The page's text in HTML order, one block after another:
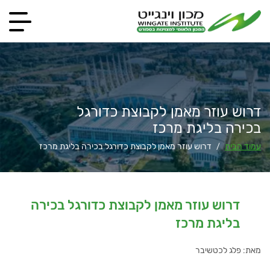
דרוש עוזר מאמן לקבוצת כדורגל
בכירה בליגת מרכז
עמוד הבית / דרוש עוזר מאמן לקבוצת כדורגל בכירה בליגת מרכז
דרוש עוזר מאמן לקבוצת כדורגל בכירה
בליגת מרכז
מאת: פלג לכטשיבר